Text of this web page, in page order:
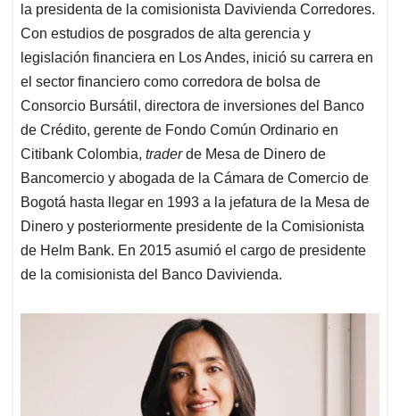
la presidenta de la comisionista Davivienda Corredores.
Con estudios de posgrados de alta gerencia y
legislación financiera en Los Andes, inició su carrera en
el sector financiero como corredora de bolsa de
Consorcio Bursátil, directora de inversiones del Banco
de Crédito, gerente de Fondo Común Ordinario en
Citibank Colombia, traderde Mesa de Dinero de
Bancomercio y abogada de la Cámara de Comercio de
Bogotá hasta llegar en 1993 a la jefatura de la Mesa de
Dinero y posteriormente presidente de la Comisionista
de Helm Bank. En 2015 asumió el cargo de presidente
de la comisionista del Banco Davivienda.